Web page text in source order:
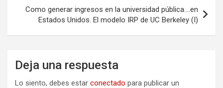
Como generar ingresos en la universidad pública….en
Estados Unidos. El modelo IRP de UC Berkeley (I)
Deja una respuesta
Lo siento, debes estar conectado para publicar un